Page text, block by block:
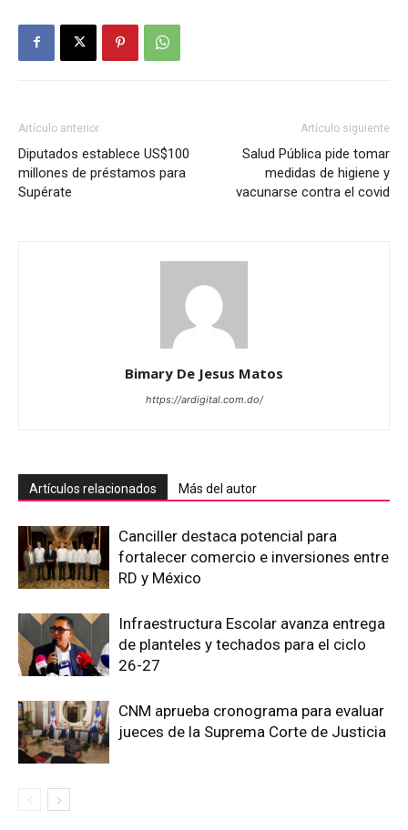
Artículo anterior
Diputados establece US$100
millones de préstamos para
Supérate
Artículo siguiente
Salud Pública pide tomar
medidas de higiene y
vacunarse contra el covid
Bimary De Jesus Matos
https://ardigital.com.do/
Artículos relacionados Más del autor
Canciller destaca potencial para
fortalecer comercio e inversiones entre
RD y México
Infraestructura Escolar avanza entrega
de planteles y techados para el ciclo
26-27
CNM aprueba cronograma para evaluar
jueces de la Suprema Corte de Justicia